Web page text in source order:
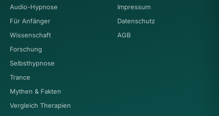
Audio-Hypnose
Für Anfänger
Wissenschaft
Forschung
Selbsthypnose
Trance
Mythen & Fakten
Vergleich Therapien
Impressum
Datenschutz
AGB